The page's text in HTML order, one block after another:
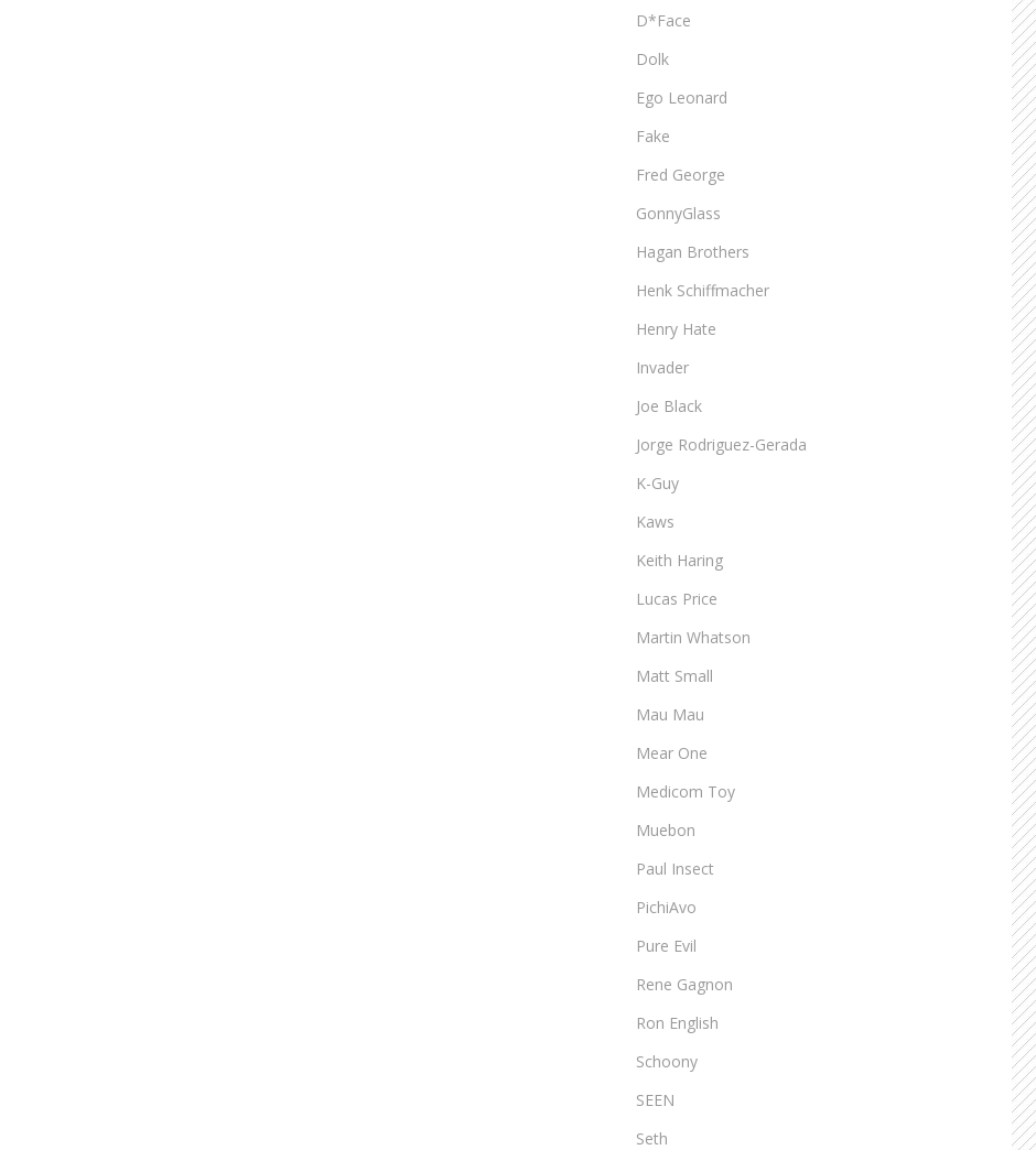
D*Face
Dolk
Ego Leonard
Fake
Fred George
GonnyGlass
Hagan Brothers
Henk Schiffmacher
Henry Hate
Invader
Joe Black
Jorge Rodriguez-Gerada
K-Guy
Kaws
Keith Haring
Lucas Price
Martin Whatson
Matt Small
Mau Mau
Mear One
Medicom Toy
Muebon
Paul Insect
PichiAvo
Pure Evil
Rene Gagnon
Ron English
Schoony
SEEN
Seth